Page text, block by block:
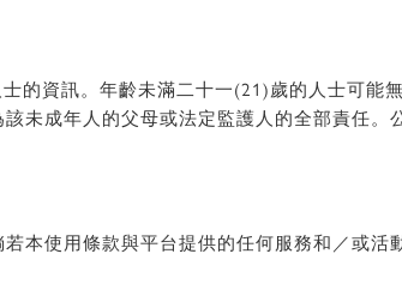
的資訊。年齡未滿二十一(21)歲的人士可能
未成年人的父母或法定監護人的全部責任。
本使用條款與平台提供的任何服務和／或活